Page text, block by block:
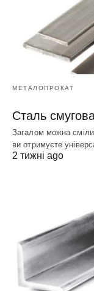
МЕТАЛОПРОКАТ
Сталь
Загалом можна
ви отримуєте
2 тижні ago